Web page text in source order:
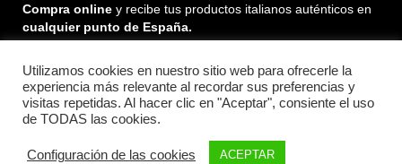
Compra online y recibe tus productos italianos auténticos en
cualquier punto de España.
Encuéntranos en:
FacebookInstagram
Tiktok
Menu
Utilizamos cookies en nuestro sitio web para ofrecerle la
experiencia más relevante al recordar sus preferencias y
visitas repetidas. Al hacer clic en "Aceptar", consiente el uso
de TODAS las cookies.
Configuración de las cookies ACEPTAR